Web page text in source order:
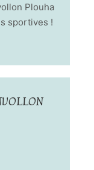
Plouha
sportives !